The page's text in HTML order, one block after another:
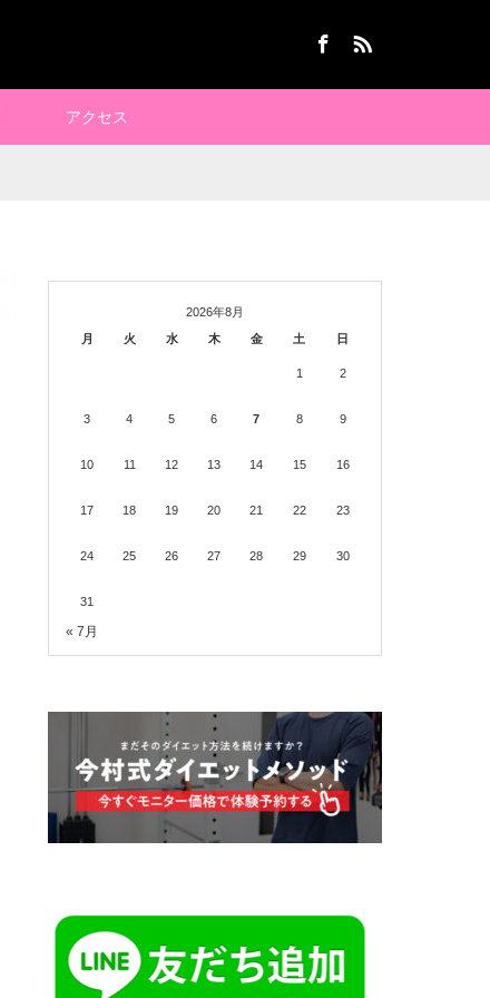
アクセス
2026年8月
月
火 水 木 金 土 日
1 2
3 4 5 6 7 8 9
10 11 12 13 14 15 16
17 18 19 20 21 22 23
24 25 26 27 28 29 30
31
« 7月